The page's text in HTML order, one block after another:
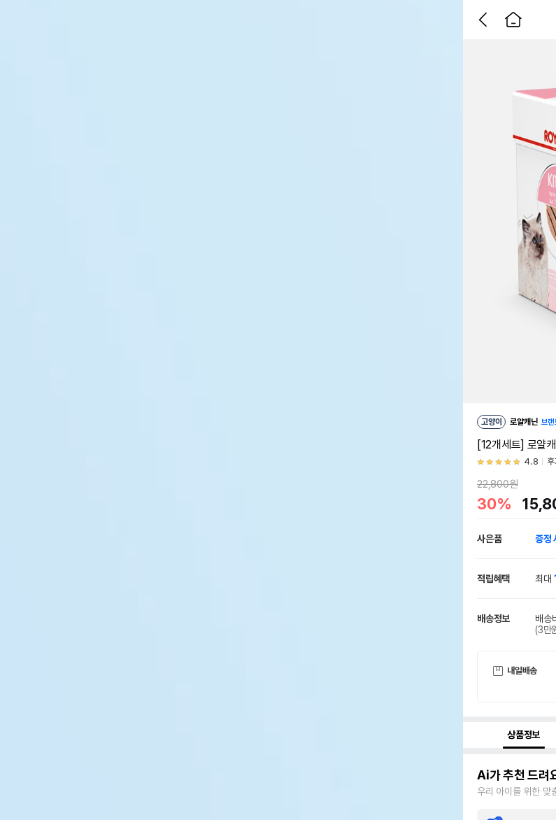
고양이 로얄캐닌 브
[12개세트] 로얄
4.8
22,800원
30%
사은품 증정
적립혜택 최대
배송정보 배송
(3만
내일배송
상품정보
Ai가 추천 드려
우리 아이를 위한 맞